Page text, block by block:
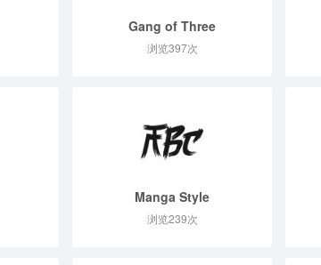
Gang of Three
浏览397次
Manga Style
浏览239次